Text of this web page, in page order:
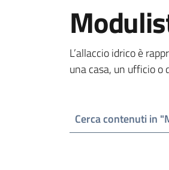
L’allaccio idrico è
una casa, un ufficio o
Cerca contenuti in